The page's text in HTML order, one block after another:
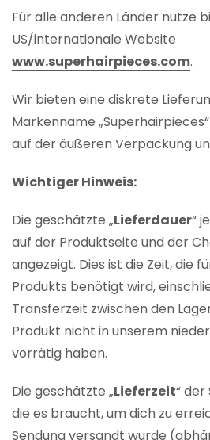
Für alle anderen Länder nutze
US/internationale Website
www.superhairpieces.com.
Wir bieten eine diskrete
Markenname
auf der äußeren Verpackung
Wichtiger Hinweis:
Die geschätzte „Lieferdauer“
auf der Produktseite und der
angezeigt. Dies ist die Zeit, die
Produkts benötigt wird,
Transferzeit zwischen den
Produkt nicht in unserem
vorrätig haben.
Die geschätzte „Lieferzeit“ der
die es braucht, um dich zu
Sendung versandt wurde